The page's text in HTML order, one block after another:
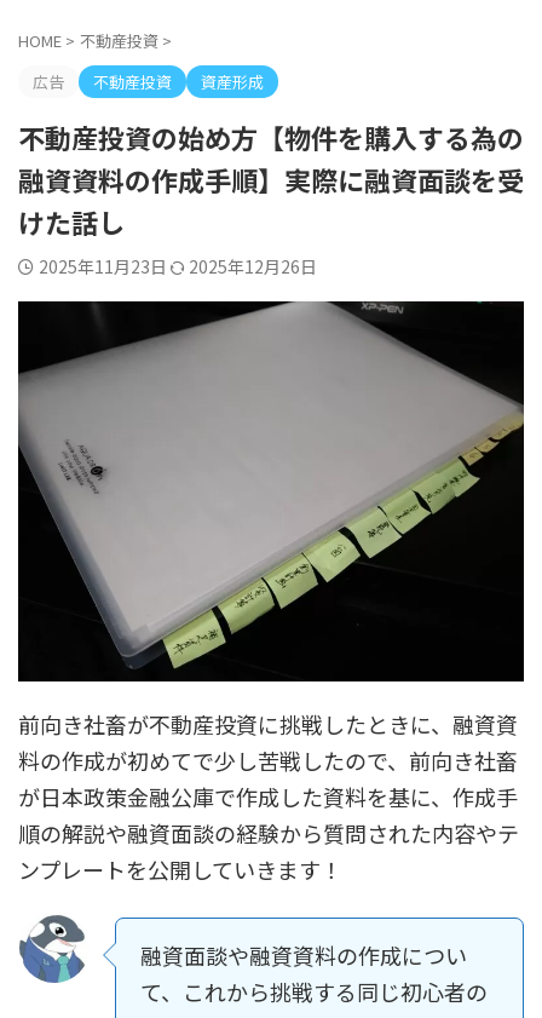
HOME > 不動産投資 >
広告
不動産投資 資産形成
不動産投資の始め方【物件を購入する為の
融資資料の作成手順】実際に融資面談を受
けた話し
2025年11月23日 2025年12月26日
前向き社畜が不動産投資に挑戦したときに、融資資
料の作成が初めてで少し苦戦したので、前向き社畜
が日本政策金融公庫で作成した資料を基に、作成手
順の解説や融資面談の経験から質問された内容やテ
ンプレートを公開していきます！
融資面談や融資資料の作成につい
て、これから挑戦する同じ初心者の